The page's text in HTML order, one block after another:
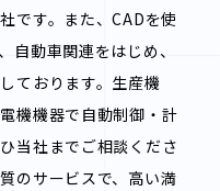
です。また、CADを使
自動車関連をはじめ、
ております。生産機
機機器で自動制御・計
当社までご相談くださ
のサービスで、高い満